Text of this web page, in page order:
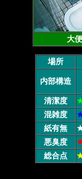
大
場所
内部構造
清潔度
混雑度
紙有無
悪臭度
総合点